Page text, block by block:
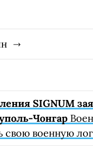
SIGNUM
Чонгар
свою военную